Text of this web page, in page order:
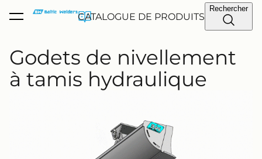
CATALOGUE DE PRODUITS
Rechercher
a été ajouté au
Voir le panier
Godets de nivellement
à tamis hydraulique